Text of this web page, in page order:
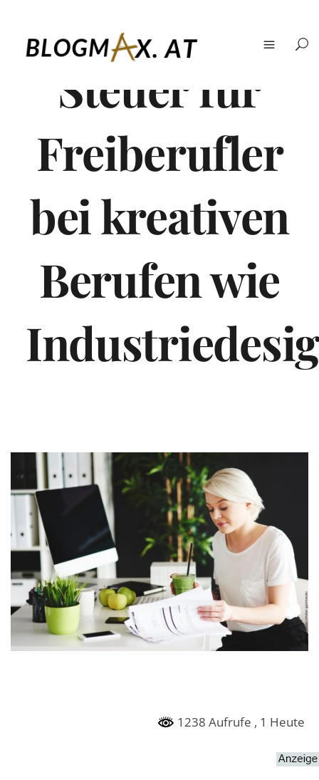
Steuer für
Freiberufler
bei kreativen
Berufen wie
1238 Aufrufe , 1 Heute